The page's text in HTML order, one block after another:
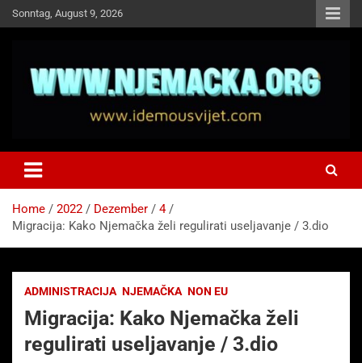
Skip
to
Sonntag, August 9, 2026
Idemo u Svijet-Njemacka!
Home 2022 Dezember
4
Migracija: Kako Njemačka želi regulirati useljavanje / 3.dio
ADMINISTRACIJA NJEMAČKA NON EU
Migracija: Kako Njemačka želi
regulirati useljavanje / 3.dio